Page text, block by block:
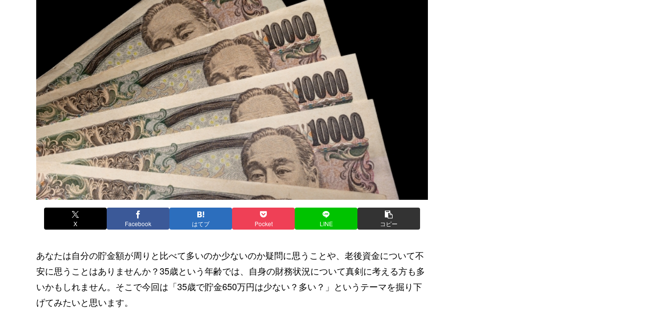
X Facebook はてブ Pocket LINE コピー
あなたは自分の貯金額が周りと比べて多いのか少ないのか疑問に思うことや、老後資金について不
安に思うことはありませんか？35歳という年齢では、自身の財務状況について真剣に考える方も多
いかもしれません。そこで今回は「35歳で貯金650万円は少ない？多い？」というテーマを掘り下
げてみたいと思います。